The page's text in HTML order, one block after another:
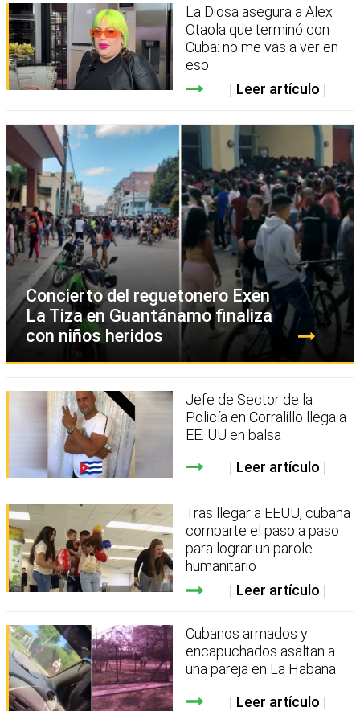
La Diosa asegura a Alex
Otaola que terminó con
Cuba: no me vas a ver en
eso
Leer artículo
Concierto del reguetonero Exen
La Tiza en Guantánamo finaliza
con niños heridos
Jefe de Sector de la
Policía en Corralillo llega a
EE. UU en balsa
Leer artículo
Tras llegar a EEUU, cubana
comparte el paso a paso
para lograr un parole
humanitario
Leer artículo
Cubanos armados y
encapuchados asaltan a
una pareja en La Habana
Leer artículo